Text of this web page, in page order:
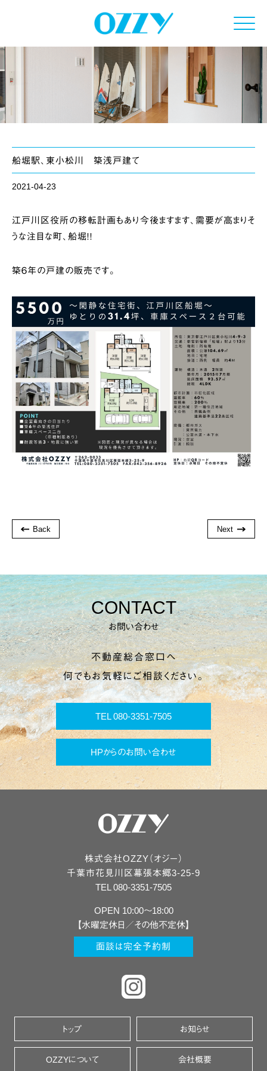
Click
船堀駅、東小松川 築浅戸建て
2021-04-23
江戸川区役所の移転計画もあり今後ますます、需要が高まりそ
うな注目な町、船堀！！
築６年の戸建の販売です。
Back Next
CONTACT
お問い合わせ
不動産総合窓口へ
何でもお気軽にご相談ください。
TEL 080-3351-7505
HPからのお問い合わせ
株式会社OZZY（オジー）
千葉市花見川区幕張本郷3-25-9
TEL 080-3351-7505
OPEN 10:00〜18:00
【水曜定休日／その他不定休】
面談は完全予約制
トップ お知らせ
OZZYについて 会社概要